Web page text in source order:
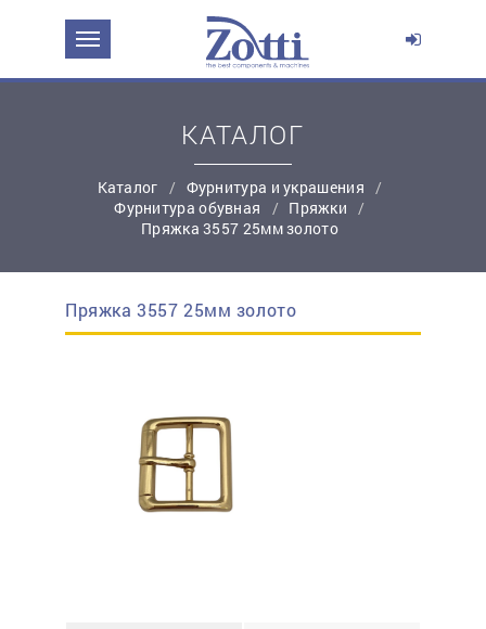
КАТАЛОГ
Каталог
Фурнитура и украшения
Фурнитура обувная
Пряжки
Пряжка 3557 25мм золото
Пряжка 3557 25мм золото
ЗАДАТЬ ВОПРОС О ПРОДУКТЕ
Эл. почта:*
Контактный телефон:*